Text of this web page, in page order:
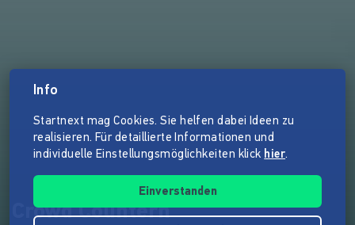
Crowd Countern
Info
Startnext mag Cookies. Sie helfen dabei Ideen zu
realisieren. Für detaillierte Informationen und
individuelle Einstellungsmöglichkeiten klick hier.
Einverstanden